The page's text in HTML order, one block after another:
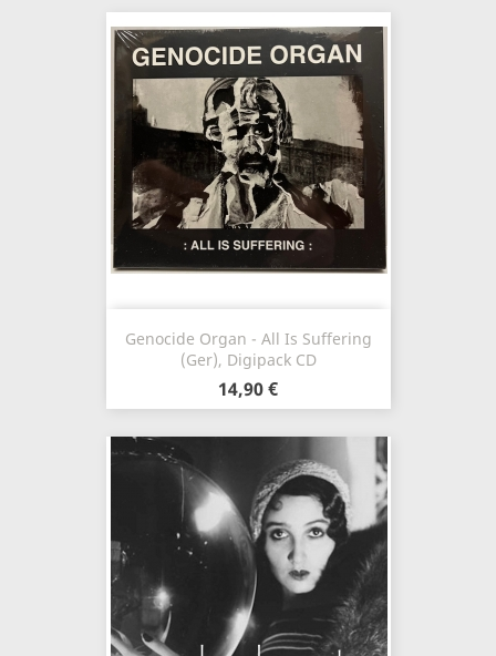
Genocide Organ - All Is Suffering
(Ger), Digipack CD
14,90 €